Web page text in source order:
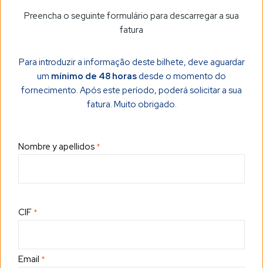
Preencha o seguinte formulário para descarregar a sua
fatura
Para introduzir a informação deste bilhete, deve aguardar
um mínimo de 48 horas desde o momento do
fornecimento. Após este período, poderá solicitar a sua
fatura. Muito obrigado.
Nombre y apellidos *
CIF *
Email *